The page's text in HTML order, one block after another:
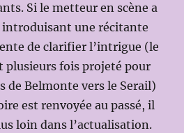
Si le metteur en scène a
introduisant une récitante
de clarifier l’intrigue (le
plusieurs fois projeté pour
de Belmonte vers le Serail)
est renvoyée au passé, il
loin dans l’actualisation.